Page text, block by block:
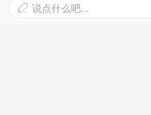
 说点什么吧...